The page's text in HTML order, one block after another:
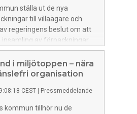
ställa ut de nya
till villaägare och
regeringens beslut om att
av förpackningar.
i miljötoppen – nära
organisation
CEST Pressmeddelande
kommun tillhör nu de